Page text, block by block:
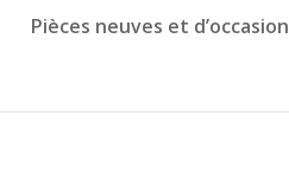
Pièces neuves et d’occasion